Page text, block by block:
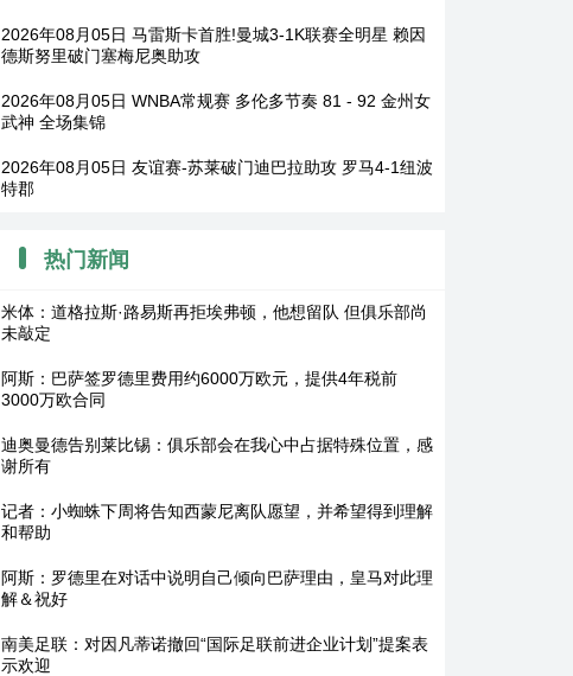
2026年08月05日 马雷斯卡首胜!曼城3-1K联赛全明星 赖因
德斯努里破门塞梅尼奥助攻
2026年08月05日 WNBA常规赛 多伦多节奏 81 - 92 金州女
武神 全场集锦
2026年08月05日 友谊赛-苏莱破门迪巴拉助攻 罗马4-1纽波
特郡
热门新闻
米体：道格拉斯·路易斯再拒埃弗顿，他想留队 但俱乐部尚
未敲定
阿斯：巴萨签罗德里费用约6000万欧元，提供4年税前
3000万欧合同
迪奥曼德告别莱比锡：俱乐部会在我心中占据特殊位置，感
谢所有
记者：小蜘蛛下周将告知西蒙尼离队愿望，并希望得到理解
和帮助
阿斯：罗德里在对话中说明自己倾向巴萨理由，皇马对此理
解＆祝好
南美足联：对因凡蒂诺撤回“国际足联前进企业计划”提案表
示欢迎